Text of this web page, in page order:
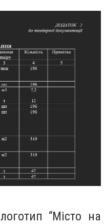
“Місто на